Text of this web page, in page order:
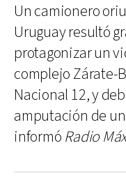
Un camionero
Uruguay resultó
protagonizar un
complejo Zárate-
Nacional 12, y
amputación de
informó Radio